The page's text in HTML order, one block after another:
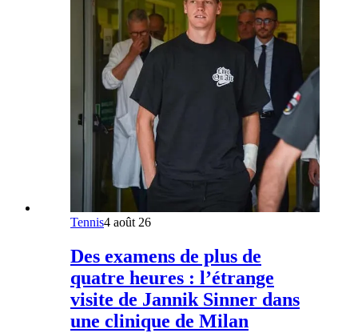
Tennis4 août 26
Des examens de plus de
quatre heures : l’étrange
visite de Jannik Sinner dans
une clinique de Milan